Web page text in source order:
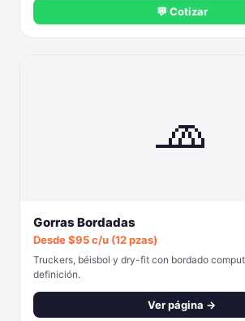
💬 Cotizar
🧢
Gorras Bordadas
Desde $95 c/u (12 pzas)
Truckers, béisbol y dry-fit con bordado
definición.
Ver página →